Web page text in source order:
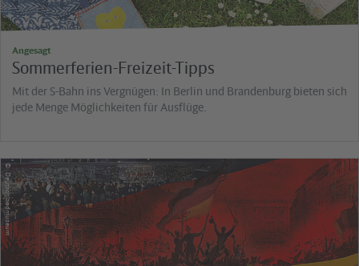
Angesagt
Sommerferien-Freizeit-Tipps
Mit der S-Bahn ins Vergnügen: In Berlin und Brandenburg bieten sich
jede Menge Möglichkeiten für Ausflüge.
©
Deutschlandmuseum